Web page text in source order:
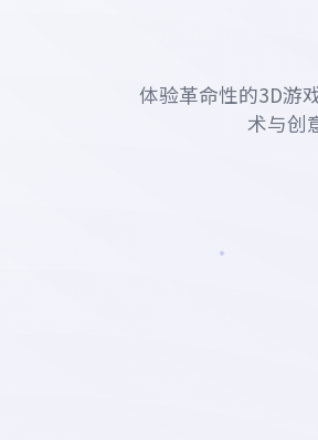
体验革命性的3D游
术与创